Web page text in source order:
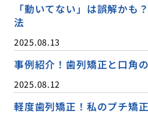
「動いてない」は誤解かも
法
2025.08.13
事例紹介！歯列矯正と口角
2025.08.12
軽度歯列矯正！私のプチ矯